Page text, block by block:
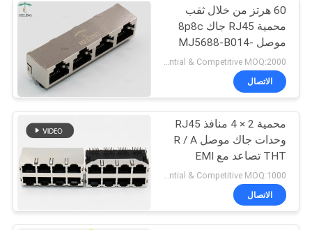
جولة
المعمل
مراقبة
الجودة
اتصل
المتكاملة مغناطيسات
RJ45
الملف الشخصي
منخفض RJ45
30
60 هرتز من خلال ثقب
محمية RJ45 جاك 8p8c
موصل MJ5688-B014-
HPRD1
الاتصال
محمية 2 × 4 منافذ RJ45
وحدات جاك موصل R / A
THT تصاعد مع EMI
الاتصال